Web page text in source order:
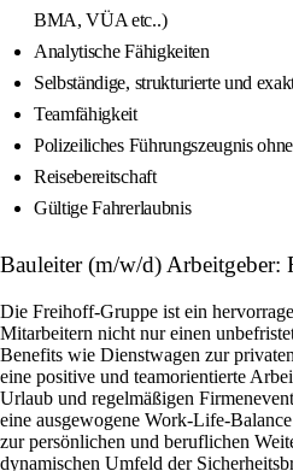
BMA, VÜA etc..)
Analytische Fähigkeiten
Selbständige, strukturierte und
Teamfähigkeit
Polizeiliches Führungszeugnis
Reisebereitschaft
Gültige Fahrerlaubnis
Bauleiter (m/w/d) Arbeitgeber:
Die Freihoff-Gruppe ist ein
Mitarbeitern nicht nur einen
Benefits wie Dienstwagen zur
eine positive und teamorientierte
Urlaub und regelmäßigen
eine ausgewogene Work-Life-
zur persönlichen und beruflichen
dynamischen Umfeld der